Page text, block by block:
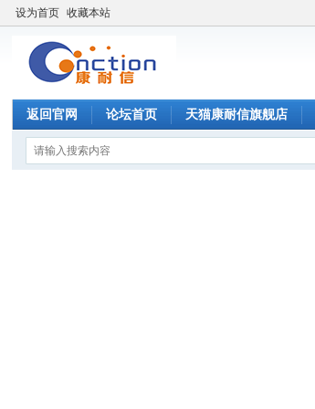
设为首页 收藏本站
返回官网 论坛首页 天猫康耐信旗舰店